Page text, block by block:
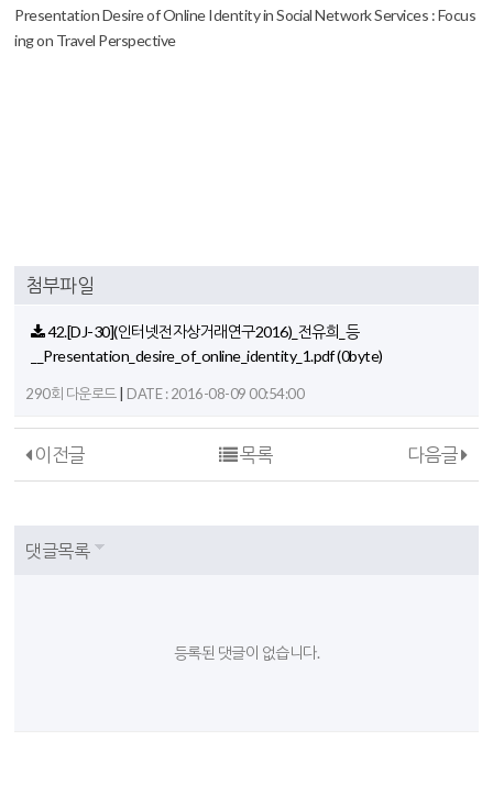
본문
Presentation Desire of Online Identity in Social Network Services : Focus
ing on Travel Perspective
첨부파일
42.[DJ-30](인터넷전자상거래연구2016)_전유희_등
__Presentation_desire_of_online_identity_1.pdf(0byte)
290회 다운로드| DATE : 2016-08-09 00:54:00
이전글 다음글
목록
댓글목록
등록된 댓글이 없습니다.